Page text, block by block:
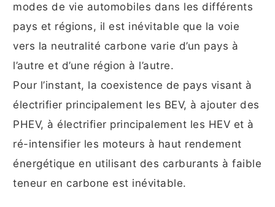
modes de vie automobiles dans les différents
pays et régions, il est inévitable que la voie
vers la neutralité carbone varie d’un pays à
l’autre et d’une région à l’autre.
Pour l’instant, la coexistence de pays visant à
électrifier principalement les BEV, à ajouter des
PHEV, à électrifier principalement les HEV et à
ré-intensifier les moteurs à haut rendement
énergétique en utilisant des carburants à faible
teneur en carbone est inévitable.